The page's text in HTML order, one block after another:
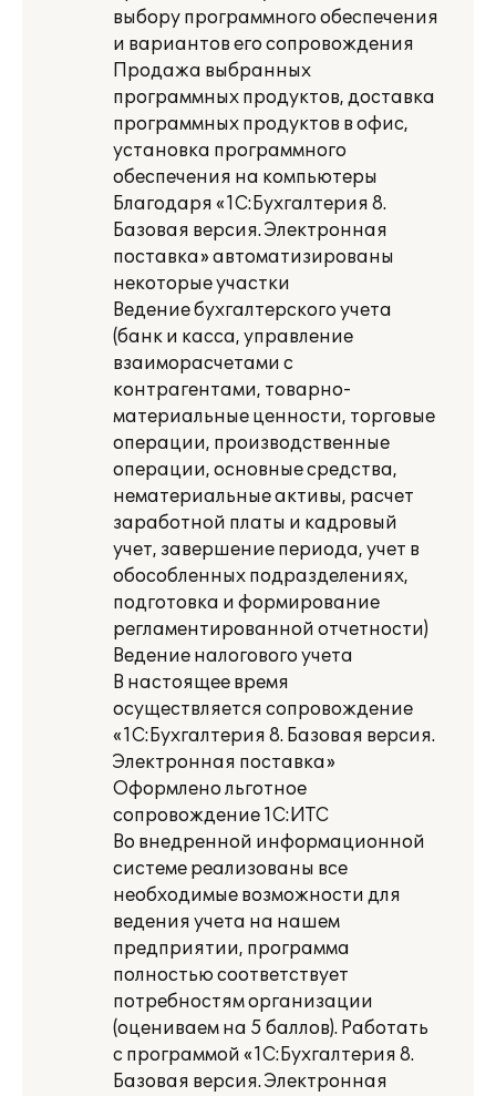
выбору программного обеспечения
и вариантов его сопровождения
Продажа выбранных
программных продуктов, доставка
программных продуктов в офис,
установка программного
обеспечения на компьютеры
Благодаря «1С:Бухгалтерия 8.
Базовая версия. Электронная
поставка» автоматизированы
некоторые участки
Ведение бухгалтерского учета
(банк и касса, управление
взаиморасчетами с
контрагентами, товарно-
материальные ценности, торговые
операции, производственные
операции, основные средства,
нематериальные активы, расчет
заработной платы и кадровый
учет, завершение периода, учет в
обособленных подразделениях,
подготовка и формирование
регламентированной отчетности)
Ведение налогового учета
В настоящее время
осуществляется сопровождение
«1С:Бухгалтерия 8. Базовая версия.
Электронная поставка»
Оформлено льготное
сопровождение 1С:ИТС
Во внедренной информационной
системе реализованы все
необходимые возможности для
ведения учета на нашем
предприятии, программа
полностью соответствует
потребностям организации
(оцениваем на 5 баллов). Работать
с программой «1С:Бухгалтерия 8.
Базовая версия. Электронная